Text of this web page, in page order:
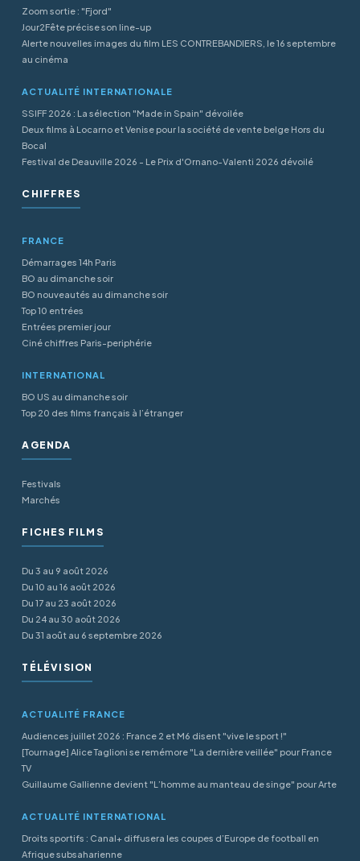
Zoom sortie : "Fjord"
Jour2Fête précise son line-up
Alerte nouvelles images du film LES CONTREBANDIERS, le 16 septembre
au cinéma
ACTUALITÉ INTERNATIONALE
SSIFF 2026 : La sélection "Made in Spain" dévoilée
Deux films à Locarno et Venise pour la société de vente belge Hors du
Bocal
Festival de Deauville 2026 - Le Prix d'Ornano-Valenti 2026 dévoilé
CHIFFRES
FRANCE
Démarrages 14h Paris
BO au dimanche soir
BO nouveautés au dimanche soir
Top 10 entrées
Entrées premier jour
Ciné chiffres Paris-periphérie
INTERNATIONAL
BO US au dimanche soir
Top 20 des films français à l’étranger
AGENDA
Festivals
Marchés
FICHES FILMS
Du 3 au 9 août 2026
Du 10 au 16 août 2026
Du 17 au 23 août 2026
Du 24 au 30 août 2026
Du 31 août au 6 septembre 2026
TÉLÉVISION
ACTUALITÉ FRANCE
Audiences juillet 2026 : France 2 et M6 disent "vive le sport !"
[Tournage] Alice Taglioni se remémore "La dernière veillée" pour France
TV
Guillaume Gallienne devient "L’homme au manteau de singe" pour Arte
ACTUALITÉ INTERNATIONAL
Droits sportifs : Canal+ diffusera les coupes d’Europe de football en
Afrique subsaharienne